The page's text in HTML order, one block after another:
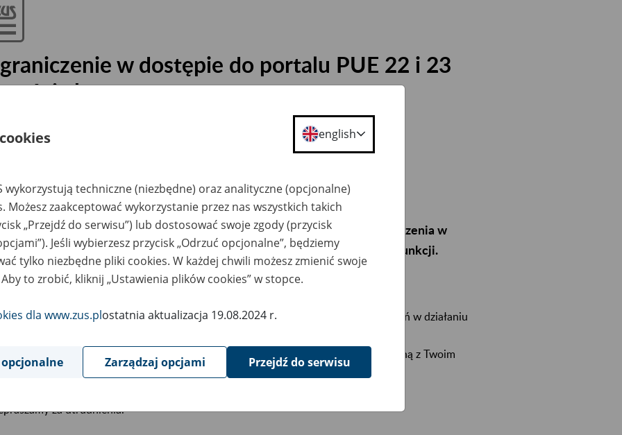
w dostępie do portalu PUE 22 i 23
br.
September
2023
z koniecznością przeprowadzenia prac serwisowych od piątku 22
od godziny 21:00 do godziny 9:00 dnia następnego wystąpią ograniczenia w
do portalu Platformy Usług Elektronicznych i poszczególnych jego funkcji.
czasie lekarze i asystenci medyczni będą mogli korzystać z:
Lekarza– narzędzia, które pozwala wystawiać zwolnienia w czasie ograniczeń w działaniu
Aplikacji mZUS dla Lekarza - ZUS
– jeśli aplikację masz już zainstalowaną i sparowaną z Twoim
kontem PUE.
za utrudnienia.
english
wykorzystują techniczne (niezbędne) oraz analityczne (opcjonalne)
Możesz zaakceptować wykorzystanie przez nas wszystkich takich
„Przejdź do serwisu”) lub dostosować swoje zgody (przycisk
Jeśli wybierzesz przycisk „Odrzuć opcjonalne”, będziemy
tylko niezbędne pliki cookies. W każdej chwili możesz zmienić swoje
to zrobić, kliknij „Ustawienia plików cookies” w stopce.
dla www.zus.plostatnia aktualizacja 19.08.2024 r.
Zarządzaj opcjami Przejdź do serwisu